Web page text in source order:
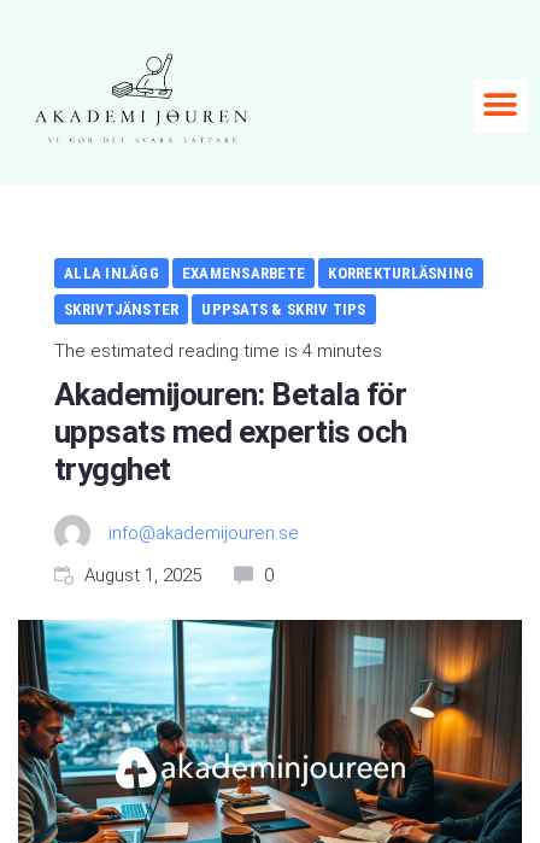
ALLA INLÄGG EXAMENSARBETE
KORREKTURLÄSNING
SKRIVTJÄNSTER
UPPSATS & SKRIV TIPS
The estimated reading time is 4 minutes
Akademijouren: Betala för
uppsats med expertis och
trygghet
info@akademijouren.se
August 1, 2025
0